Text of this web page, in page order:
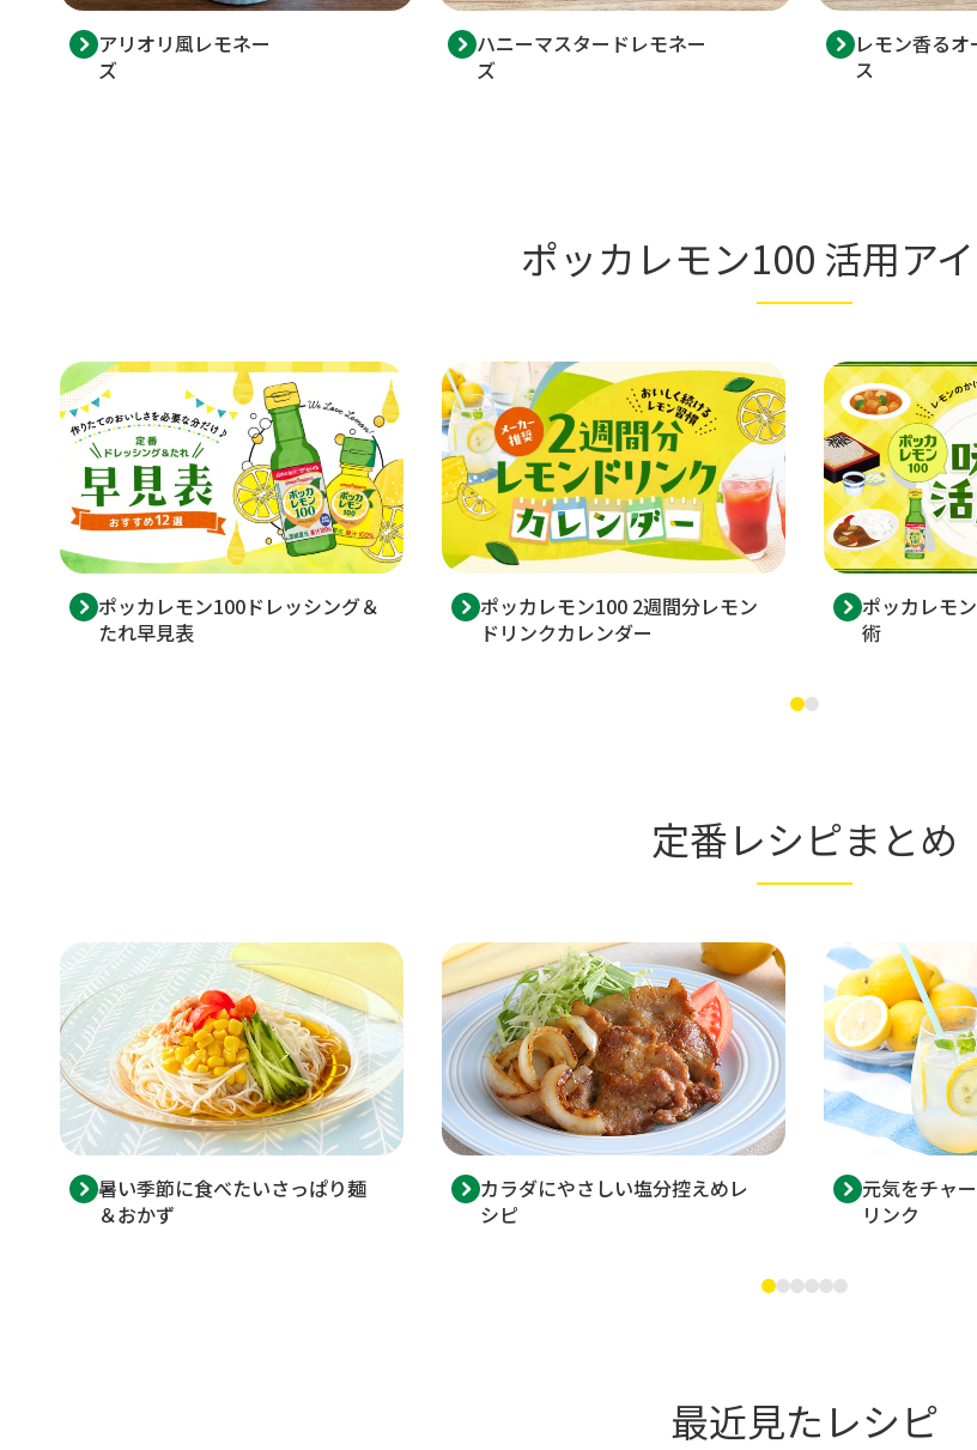
アリオリ風レモネー
ズ
ハニーマスタードレモネー
ズ
レモン香る
ス
ポッカレモン100 活用ア
ポッカレモン100ドレッシング＆
たれ早見表
ポッカレモン100 2週間分レモン
ドリンクカレンダー
ポッカレモ
術
定番レシピまとめ
暑い季節に食べたいさっぱり麺
＆おかず
カラダにやさしい塩分控えめレ
シピ
元気をチャ
リンク
最近見たレシピ